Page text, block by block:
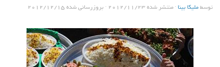
توسطملیکا بینا · منتشر شده2012/11/23 · بروزرسانی شده2012/12/15